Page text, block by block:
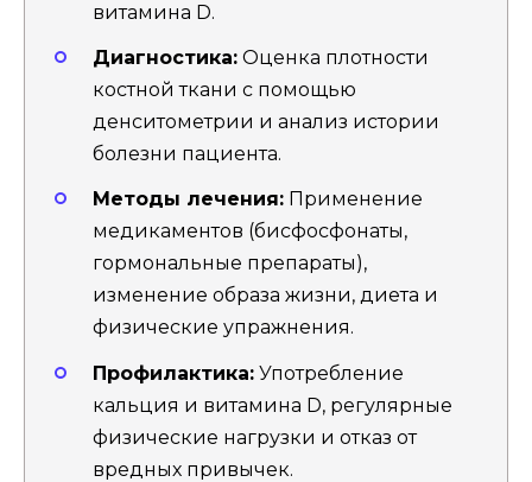
витамина D.
Диагностика: Оценка плотности
костной ткани с помощью
денситометрии и анализ истории
болезни пациента.
Методы лечения: Применение
медикаментов (бисфосфонаты,
гормональные препараты),
изменение образа жизни, диета и
физические упражнения.
Профилактика: Употребление
кальция и витамина D, регулярные
физические нагрузки и отказ от
вредных привычек.